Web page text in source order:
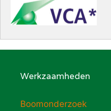
Werkzaamheden
Boomonderzoek